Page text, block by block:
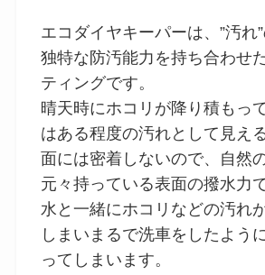
エコダイヤキーパーは、”汚れ
独特な防汚能力を持ち合わせ
ティングです。
晴天時にホコリが降り積もっ
はある程度の汚れとして見え
面には密着しないので、自然
元々持っている表面の撥水力
水と一緒にホコリなどの汚れ
しまいまるで洗車をしたよう
ってしまいます。